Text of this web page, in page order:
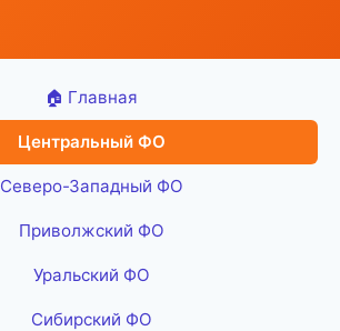
🏠 Главная
Центральный ФО
Северо-Западный ФО
Приволжский ФО
Уральский ФО
Сибирский ФО